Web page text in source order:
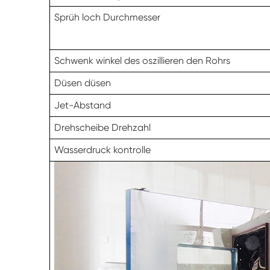
Sprüh loch Durchmesser
Schwenk winkel des oszillieren den Rohrs
Düsen düsen
Jet-Abstand
Drehscheibe Drehzahl
Wasserdruck kontrolle